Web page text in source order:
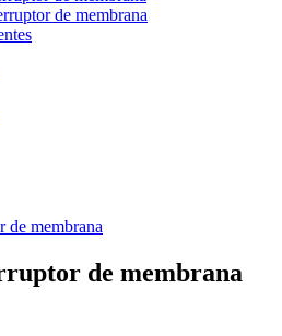
de membrana
de membrana
de membrana